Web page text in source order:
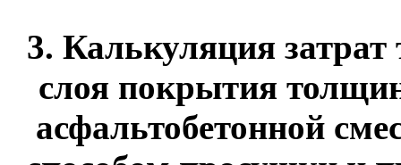
3. Калькуляция затрат
слоя покрытия
асфальтобетонной